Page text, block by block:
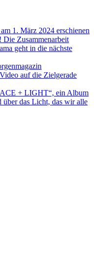
1. März 2024 erschienen
Zusammenarbeit
geht in die nächste
auf die Zielgerade
+ LIGHT“, ein Album
über das Licht, das wir alle